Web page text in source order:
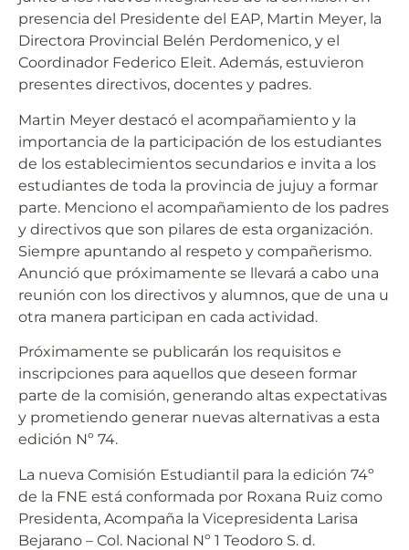
presencia del Presidente del EAP, Martin Meyer, la
Directora Provincial Belén Perdomenico, y el
Coordinador Federico Eleit. Además, estuvieron
presentes directivos, docentes y padres.
Martin Meyer destacó el acompañamiento y la
importancia de la participación de los estudiantes
de los establecimientos secundarios e invita a los
estudiantes de toda la provincia de jujuy a formar
parte. Menciono el acompañamiento de los padres
y directivos que son pilares de esta organización.
Siempre apuntando al respeto y compañerismo.
Anunció que próximamente se llevará a cabo una
reunión con los directivos y alumnos, que de una u
otra manera participan en cada actividad.
Próximamente se publicarán los requisitos e
inscripciones para aquellos que deseen formar
parte de la comisión, generando altas expectativas
y prometiendo generar nuevas alternativas a esta
edición Nº 74.
La nueva Comisión Estudiantil para la edición 74º
de la FNE está conformada por Roxana Ruiz como
Presidenta, Acompaña la Vicepresidenta Larisa
Bejarano – Col. Nacional Nº 1 Teodoro S. d.